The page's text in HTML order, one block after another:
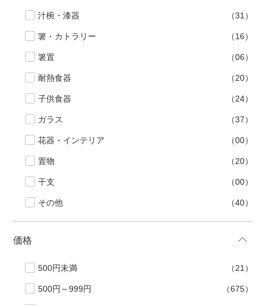
汁椀・漆器 （31）
箸・カトラリー （16）
箸置 （06）
耐熱食器 （20）
子供食器 （24）
ガラス （37）
花器・インテリア （00）
置物 （20）
干支 （00）
その他 （40）
価格
500円未満 （21）
500円～999円 （675）